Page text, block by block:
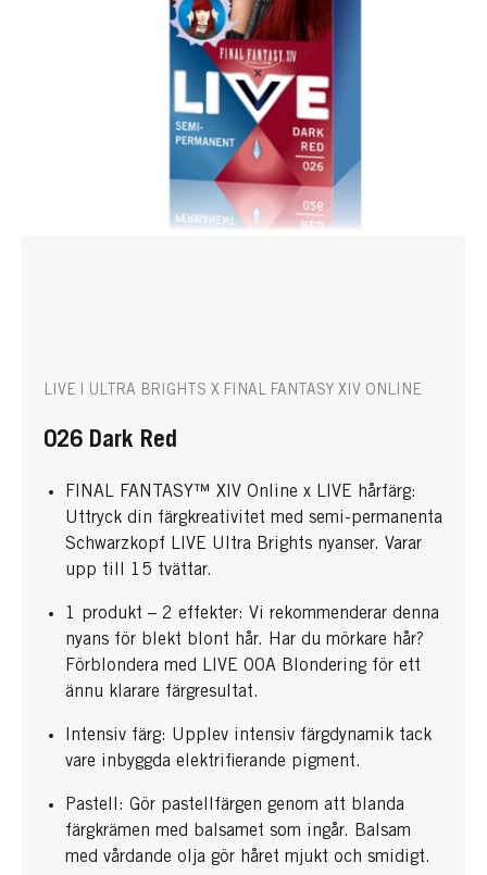
LIVE | ULTRA BRIGHTS X FINAL FANTASY XIV ONLINE
026 Dark Red
FINAL FANTASY™ XIV Online x LIVE hårfärg:
Uttryck din färgkreativitet med semi-permanenta
Schwarzkopf LIVE Ultra Brights nyanser. Varar
upp till 15 tvättar.
1 produkt – 2 effekter: Vi rekommenderar denna
nyans för blekt blont hår. Har du mörkare hår?
Förblondera med LIVE 00A Blondering för ett
ännu klarare färgresultat.
Intensiv färg: Upplev intensiv färgdynamik tack
vare inbyggda elektrifierande pigment.
Pastell: Gör pastellfärgen genom att blanda
färgkrämen med balsamet som ingår. Balsam
med vårdande olja gör håret mjukt och smidigt.